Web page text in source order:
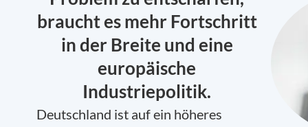
braucht es mehr Fortschritt
in der Breite und eine
europäische
Industriepolitik.
Deutschland ist auf ein höheres